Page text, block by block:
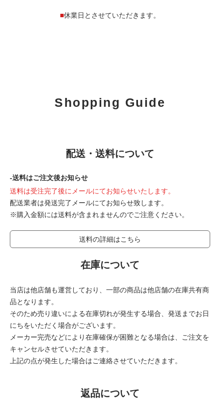
■休業日とさせていただきます。
Shopping Guide
配送・送料について
-送料はご注文後お知らせ
送料は受注完了後にメールにてお知らせいたします。
配送業者は発送完了メールにてお知らせ致します。
※購入金額には送料が含まれませんのでご注意ください。
送料の詳細はこちら
在庫について
当店は他店舗も運営しており、一部の商品は他店舗の在庫共有商
品となります。
そのため売り違いによる在庫切れが発生する場合、発送までお日
にちをいただく場合がございます。
メーカー完売などにより在庫確保が困難となる場合は、ご注文を
キャンセルさせていただきます。
上記の点が発生した場合はご連絡させていただきます。
返品について